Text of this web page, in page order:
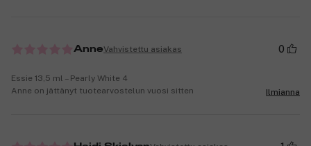
AnneVahvistettu asiakas 0
Essie 13,5 ml – Pearly White 4
Anne on jättänyt tuotearvostelun vuosi sitten
Ilmianna